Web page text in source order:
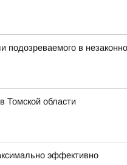
в
Томской области
эффективно